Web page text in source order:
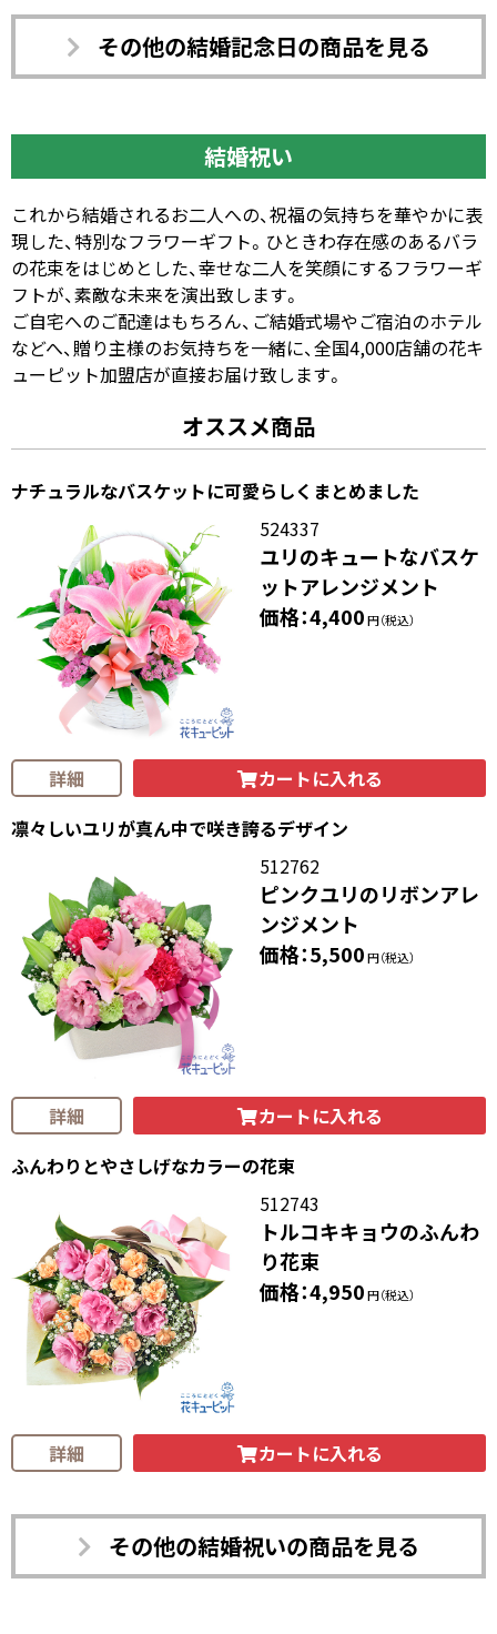
その他の結婚記念日の商品を見る
結婚祝い
これから結婚されるお二人への、祝福の気持ちを華やかに表
現した、特別なフラワーギフト。ひときわ存在感のあるバラ
の花束をはじめとした、幸せな二人を笑顔にするフラワーギ
フトが、素敵な未来を演出致します。
ご自宅へのご配達はもちろん、ご結婚式場やご宿泊のホテル
などへ、贈り主様のお気持ちを一緒に、全国4,000店舗の花キ
ューピット加盟店が直接お届け致します。
オススメ商品
ナチュラルなバスケットに可愛らしくまとめました
524337
ユリのキュートなバスケ
ットアレンジメント
価格：4,400円（税込）
詳細
カートに入れる
凛々しいユリが真ん中で咲き誇るデザイン
512762
ピンクユリのリボンアレ
ンジメント
価格：5,500円（税込）
詳細
カートに入れる
ふんわりとやさしげなカラーの花束
512743
トルコキキョウのふんわ
り花束
価格：4,950円（税込）
詳細 カートに入れる
その他の結婚祝いの商品を見る